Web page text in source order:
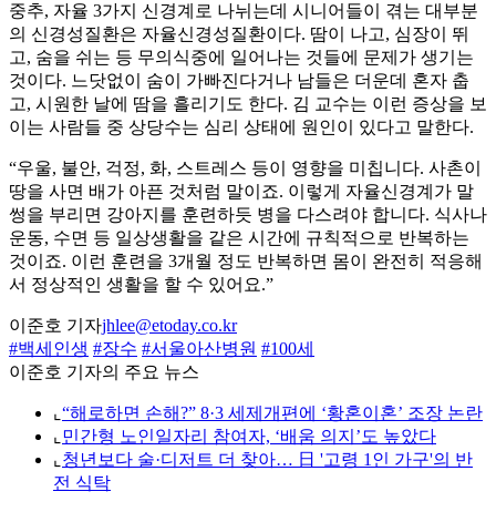
중추, 자율 3가지 신경계로 나뉘는데 시니어들이 겪는 대부분
의 신경성질환은 자율신경성질환이다. 땀이 나고, 심장이 뛰
고, 숨을 쉬는 등 무의식중에 일어나는 것들에 문제가 생기는
것이다. 느닷없이 숨이 가빠진다거나 남들은 더운데 혼자 춥
고, 시원한 날에 땀을 흘리기도 한다. 김 교수는 이런 증상을 보
이는 사람들 중 상당수는 심리 상태에 원인이 있다고 말한다.
“우울, 불안, 걱정, 화, 스트레스 등이 영향을 미칩니다. 사촌이
땅을 사면 배가 아픈 것처럼 말이죠. 이렇게 자율신경계가 말
썽을 부리면 강아지를 훈련하듯 병을 다스려야 합니다. 식사나
운동, 수면 등 일상생활을 같은 시간에 규칙적으로 반복하는
것이죠. 이런 훈련을 3개월 정도 반복하면 몸이 완전히 적응해
서 정상적인 생활을 할 수 있어요.”
이준호 기자jhlee@etoday.co.kr
#백세인생 #장수 #서울아산병원 #100세
이준호 기자의 주요 뉴스
⌞ “해로하면 손해?” 8·3 세제개편에 ‘황혼이혼’ 조장 논란
⌞ 민간형 노인일자리 참여자, ‘배움 의지’도 높았다
⌞ 청년보다 술·디저트 더 찾아… 日 '고령 1인 가구'의 반
전 식탁